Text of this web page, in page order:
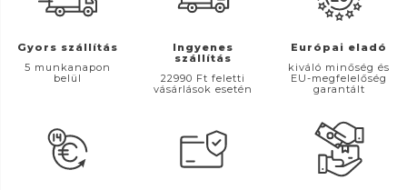
Gyors szállítás
5 munkanapon
belül
Ingyenes
szállítás
22990 Ft feletti
vásárlások esetén
Európai eladó
kiváló minőség és
EU-megfelelőség
garantált